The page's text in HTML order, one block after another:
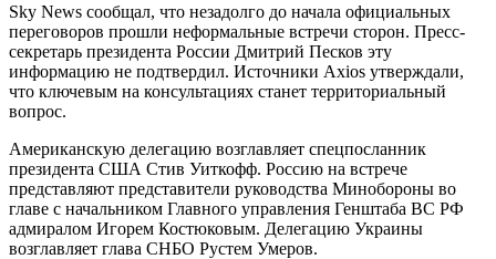
Sky News сообщал, что незадолго до начала официальных
переговоров прошли неформальные встречи сторон. Пресс-
секретарь президента России Дмитрий Песков эту
информацию не подтвердил. Источники Axios утверждали,
что ключевым на консультациях станет территориальный
вопрос.
Американскую делегацию возглавляет спецпосланник
президента США Стив Уиткофф. Россию на встрече
представляют представители руководства Минобороны во
главе с начальником Главного управления Генштаба ВС РФ
адмиралом Игорем Костюковым. Делегацию Украины
возглавляет глава СНБО Рустем Умеров.